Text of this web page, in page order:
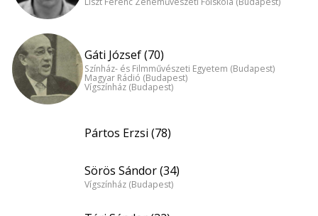
Gáti József (70)
Színház- és Filmművészeti Egyetem (Budapest)
Magyar Rádió (Budapest)
Vígszínház (Budapest)
Pártos Erzsi (78)
Sörös Sándor (34)
Vígszínház (Budapest)